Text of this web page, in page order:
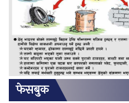
फेसबुक